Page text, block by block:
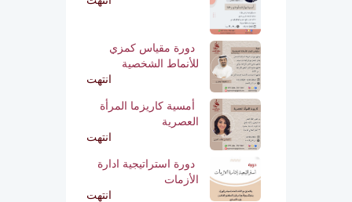
دورة مقياس كمزي
للأنماط الشخصية
انتهت
أمسية كاريزما المرأة
العصرية
انتهت
دورة استراتيجية ادارة
الأزمات
انتهت